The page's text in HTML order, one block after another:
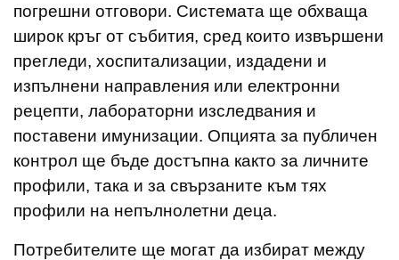
погрешни отговори. Системата ще обхваща
широк кръг от събития, сред които извършени
прегледи, хоспитализации, издадени и
изпълнени направления или електронни
рецепти, лабораторни изследвания и
поставени имунизации. Опцията за публичен
контрол ще бъде достъпна както за личните
профили, така и за свързаните към тях
профили на непълнолетни деца.
Потребителите ще могат да избират между